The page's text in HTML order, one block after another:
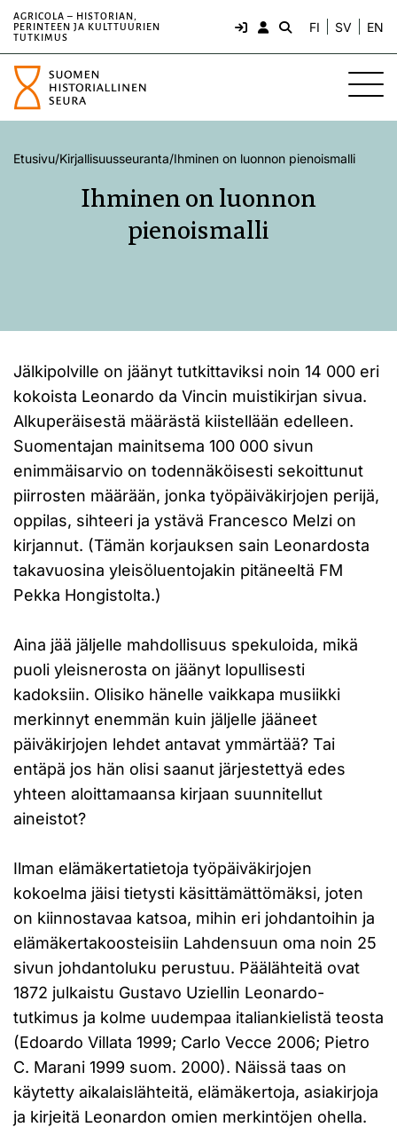
AGRICOLA – HISTORIAN,
PERINTEEN JA KULTTUURIEN
TUTKIMUS
FI SV EN
Etusivu/Kirjallisuusseuranta/Ihminen on luonnon pienoismalli
Ihminen on luonnon
pienoismalli
Jälkipolville on jäänyt tutkittaviksi noin 14 000 eri
kokoista Leonardo da Vincin muistikirjan sivua.
Alkuperäisestä määrästä kiistellään edelleen.
Suomentajan mainitsema 100 000 sivun
enimmäisarvio on todennäköisesti sekoittunut
piirrosten määrään, jonka työpäiväkirjojen perijä,
oppilas, sihteeri ja ystävä Francesco Melzi on
kirjannut. (Tämän korjauksen sain Leonardosta
takavuosina yleisöluentojakin pitäneeltä FM
Pekka Hongistolta.)
Aina jää jäljelle mahdollisuus spekuloida, mikä
puoli yleisnerosta on jäänyt lopullisesti
kadoksiin. Olisiko hänelle vaikkapa musiikki
merkinnyt enemmän kuin jäljelle jääneet
päiväkirjojen lehdet antavat ymmärtää? Tai
entäpä jos hän olisi saanut järjestettyä edes
yhteen aloittamaansa kirjaan suunnitellut
aineistot?
Ilman elämäkertatietoja työpäiväkirjojen
kokoelma jäisi tietysti käsittämättömäksi, joten
on kiinnostavaa katsoa, mihin eri johdantoihin ja
elämäkertakoosteisiin Lahdensuun oma noin 25
sivun johdantoluku perustuu. Päälähteitä ovat
1872 julkaistu Gustavo Uziellin Leonardo-
tutkimus ja kolme uudempaa italiankielistä teosta
(Edoardo Villata 1999; Carlo Vecce 2006; Pietro
C. Marani 1999 suom. 2000). Näissä taas on
käytetty aikalaislähteitä, elämäkertoja, asiakirjoja
ja kirjeitä Leonardon omien merkintöjen ohella.